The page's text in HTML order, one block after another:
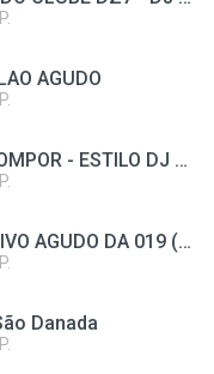
AGUDO
BASE DE FUNK PARA COMPOR - ESTILO DJ WILL DF #1 ((USO LIVRE)) #MANDELAO
MONTAGEM AUTOMOTIVO AGUDO DA 019 (DJ ZECA 019) - 2K22
Danada